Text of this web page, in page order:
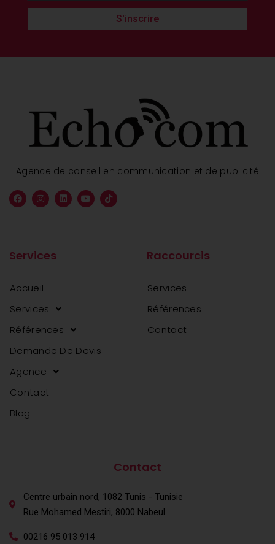
S'inscrire
Agence de conseil en communication et de publicité
Services
Accueil
Services
Références
Demande De Devis
Agence
Contact
Blog
Raccourcis
Services
Références
Contact
Contact
Centre urbain nord, 1082 Tunis - Tunisie
Rue Mohamed Mestiri, 8000 Nabeul
00216 95 013 914